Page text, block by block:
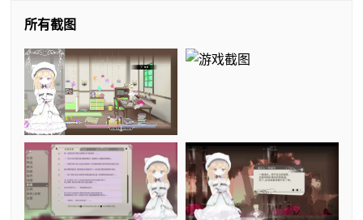
所有截图